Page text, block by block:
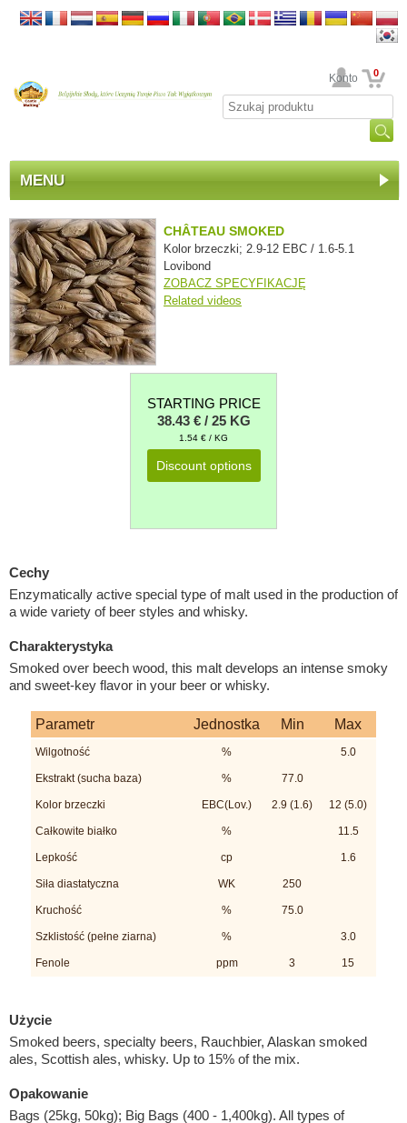
Twoje Konto 0
MENU
CHÂTEAU SMOKED
Kolor brzeczki; 2.9-12 EBC / 1.6-5.1
Lovibond
ZOBACZ SPECYFIKACJĘ
Related videos
STARTING PRICE
38.43 € / 25 KG
1.54 € / KG
Discount options
Cechy
Enzymatically active special type of malt used in the production of
a wide variety of beer styles and whisky.
Charakterystyka
Smoked over beech wood, this malt develops an intense smoky
and sweet-key flavor in your beer or whisky.
Parametr Jednostka Min Max
Wilgotność % 5.0
Ekstrakt (sucha baza) % 77.0
Kolor brzeczki EBC(Lov.) 2.9 (1.6) 12 (5.0)
Całkowite białko % 11.5
Lepkość cp 1.6
Siła diastatyczna WK 250
Kruchość % 75.0
Szklistość (pełne ziarna) % 3.0
Fenole ppm 3 15
Użycie
Smoked beers, specialty beers, Rauchbier, Alaskan smoked
ales, Scottish ales, whisky. Up to 15% of the mix.
Opakowanie
Bags (25kg, 50kg); Big Bags (400 - 1,400kg). All types of